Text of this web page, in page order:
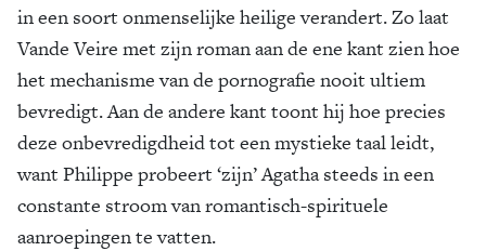
in een soort onmenselijke heilige verandert. Zo laat
Vande Veire met zijn roman aan de ene kant zien hoe
het mechanisme van de pornografie nooit ultiem
bevredigt. Aan de andere kant toont hij hoe precies
deze onbevredigdheid tot een mystieke taal leidt,
want Philippe probeert ‘zijn’ Agatha steeds in een
constante stroom van romantisch-spirituele
aanroepingen te vatten.